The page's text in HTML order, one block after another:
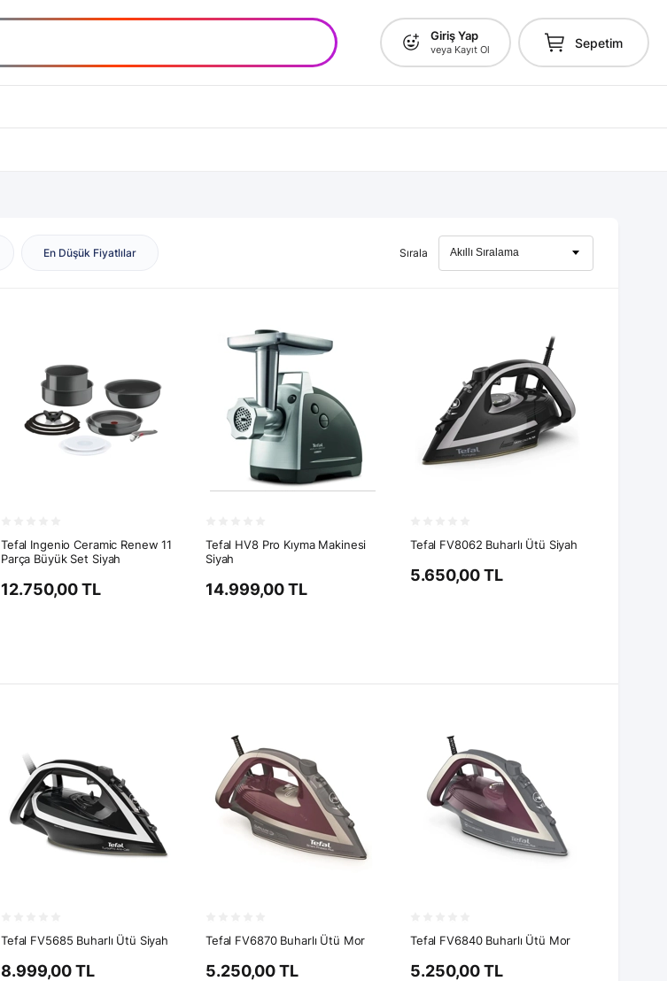
Giriş Yap
veya Kayıt Ol Sepetim
En Düşük Fiyatlılar Sırala
Tefal Ingenio Ceramic Renew 11
Parça Büyük Set Siyah
12.750,00 TL
Tefal HV8 Pro Kıyma Makinesi
Siyah
14.999,00 TL
Tefal FV8062 Buharlı Ütü Siyah
5.650,00 TL
Tefal FV5685 Buharlı Ütü Siyah
8.999,00 TL
Tefal FV6870 Buharlı Ütü Mor
5.250,00 TL
Tefal FV6840 Buharlı Ütü Mor
5.250,00 TL